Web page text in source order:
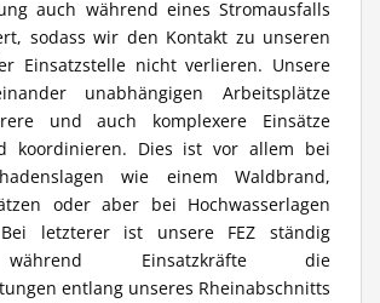
auch während eines Stromausfalls
sodass wir den Kontakt zu unseren
Einsatzstelle nicht verlieren. Unsere
unabhängigen Arbeitsplätze
und auch komplexere Einsätze
koordinieren. Dies ist vor allem bei
wie einem Waldbrand,
oder aber bei Hochwasserlagen
letzterer ist unsere FEZ ständig
Einsatzkräfte die
entlang unseres Rheinabschnitts